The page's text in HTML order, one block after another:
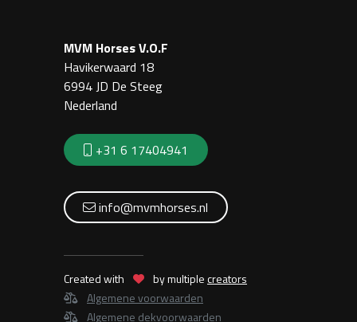
MVM Horses V.O.F
Havikerwaard 18
6994 JD De Steeg
Nederland
+31 6 17404941
info@mvmhorses.nl
Created with by multiplecreators
Algemene voorwaarden
Algemene dekvoorwaarden